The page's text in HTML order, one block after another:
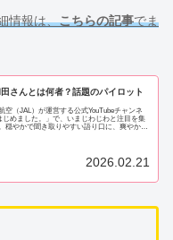
情報は、こちらの記事でま
さんとは何者？話題のパイロット
空（JAL）が運営する公式YouTubeチャンネ
じめました。」で、いまじわじわと注目を集
穏やかで聞き取りやすい語り口に、爽やかな
2026.02.21